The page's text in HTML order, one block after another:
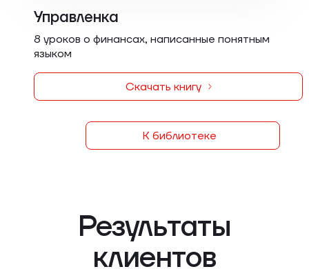
Управленка
8 уроков о финансах, написанные понятным
языком
Скачать книгу
К библиотеке
Результаты
клиентов